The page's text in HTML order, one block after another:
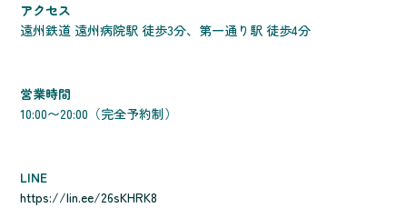
アクセス
遠州鉄道 遠州病院駅 徒歩3分、第一通り駅 徒歩4分
営業時間
10:00〜20:00（完全予約制）
LINE
https://lin.ee/26sKHRK8